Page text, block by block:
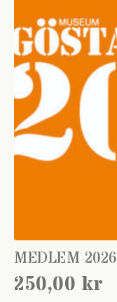
MEDLEM 2026
250,00 kr